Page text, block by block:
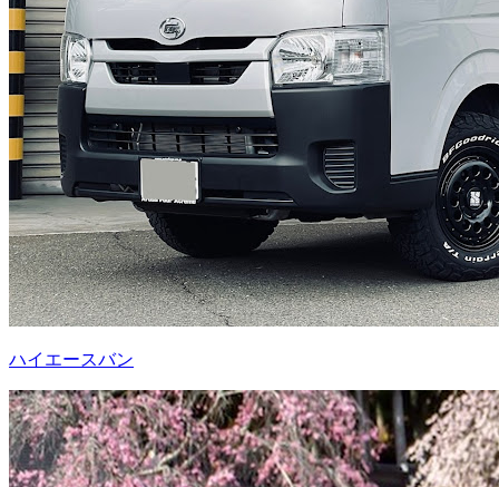
ハイエースバン